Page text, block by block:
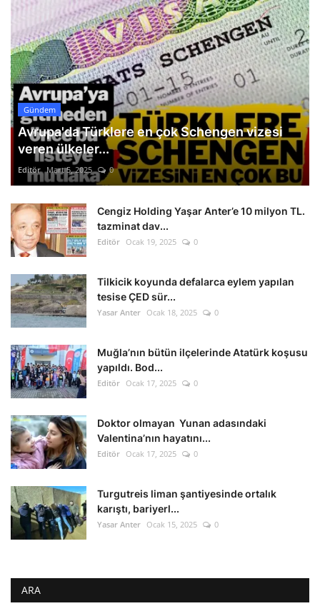
Gündem
Avrupa'da Türklere en çok Schengen vizesi
veren ülkeler...
Editör Mart 5, 2025 0
Cengiz Holding Yaşar Anter’e 10 milyon TL.
tazminat dav...
Editör Ocak 19, 2025 0
Tilkicik koyunda defalarca eylem yapılan
tesise ÇED sür...
Yasar Anter Ocak 18, 2025 0
Muğla’nın bütün ilçelerinde Atatürk koşusu
yapıldı. Bod...
Editör Ocak 17, 2025 0
Doktor olmayan Yunan adasındaki
Valentina’nın hayatını...
Editör Ocak 17, 2025 0
Turgutreis liman şantiyesinde ortalık
karıştı, bariyerl...
Yasar Anter Ocak 15, 2025 0
ARA